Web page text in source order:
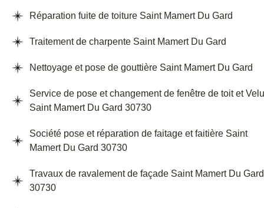
Réparation fuite de toiture Saint Mamert Du Gard
Traitement de charpente Saint Mamert Du Gard
Nettoyage et pose de gouttière Saint Mamert Du Gard
Service de pose et changement de fenêtre de toit et
Saint Mamert Du Gard 30730
Société pose et réparation de faitage et faitière Saint
Mamert Du Gard 30730
Travaux de ravalement de façade Saint Mamert Du Gard
30730